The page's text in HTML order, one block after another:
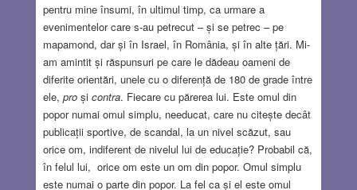
pentru mine însumi, în ultimul timp, ca urmare a
evenimentelor care s-au petrecut – și se petrec – pe
mapamond, dar și în Israel, în România, și în alte țări. Mi-
am amintit și răspunsuri pe care le dădeau oameni de
diferite orientări, unele cu o diferență de 180 de grade între
ele, proși contra. Fiecare cu părerea lui. Este omul din
popor numai omul simplu, needucat, care nu citește decât
publicații sportive, de scandal, la un nivel scăzut, sau
orice om, indiferent de nivelul lui de educație? Probabil că,
în felul lui, orice om este un om din popor. Omul simplu
este numai o parte din popor. La fel ca și el este omul